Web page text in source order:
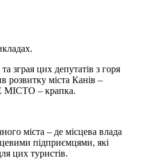
зграя цих депутатів з горя
розвитку міста Канів –
– крапка.
міста – де місцева влада
підприємцями, які
цих туристів.